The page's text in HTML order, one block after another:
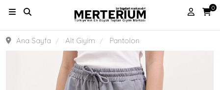
0
Ana Sayfa Alt Giyim Pantolon